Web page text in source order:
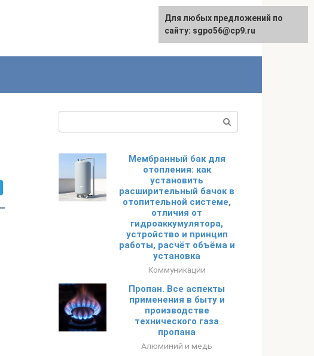
English
Мембранный бак для
отопления: как
установить
расширительный бачок в
отопительной системе,
отличия от
гидроаккумулятора,
устройство и принцип
работы, расчёт объёма и
установка
Коммуникации
Пропан. Все аспекты
применения в быту и
производстве
технического газа
пропана
Алюминий и медь
Для любых предложений по
сайту: sgpo56@cp9.ru